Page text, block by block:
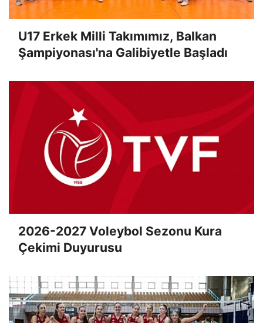
U17 Erkek Milli Takımımız, Balkan
Şampiyonası'na Galibiyetle Başladı
2026-2027 Voleybol Sezonu Kura
Çekimi Duyurusu